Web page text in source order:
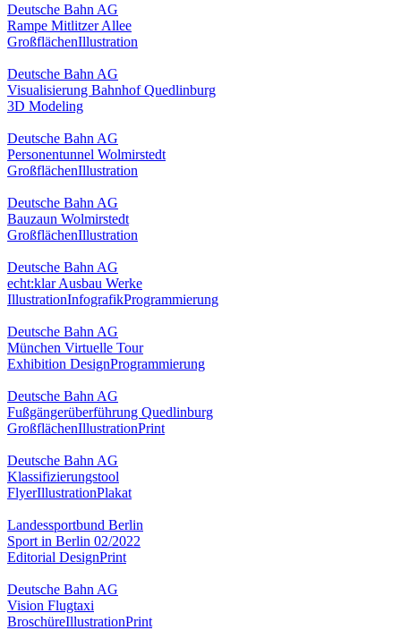
Deutsche Bahn AG
Rampe Mitlitzer Allee
GroßflächenIllustration
Deutsche Bahn AG
Visualisierung Bahnhof Quedlinburg
3D Modeling
Deutsche Bahn AG
Personentunnel Wolmirstedt
GroßflächenIllustration
Deutsche Bahn AG
Bauzaun Wolmirstedt
GroßflächenIllustration
Deutsche Bahn AG
echt:klar Ausbau Werke
IllustrationInfografikProgrammierung
Deutsche Bahn AG
München Virtuelle Tour
Exhibition DesignProgrammierung
Deutsche Bahn AG
Fußgängerüberführung Quedlinburg
GroßflächenIllustrationPrint
Deutsche Bahn AG
Klassifizierungstool
FlyerIllustrationPlakat
Landessportbund Berlin
Sport in Berlin 02/2022
Editorial DesignPrint
Deutsche Bahn AG
Vision Flugtaxi
BroschüreIllustrationPrint